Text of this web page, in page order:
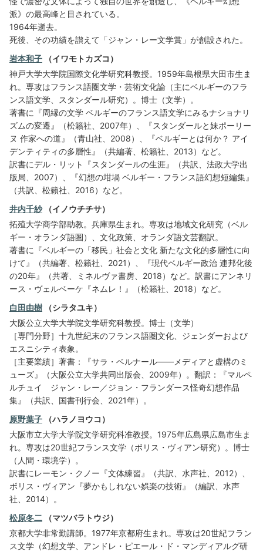
派》の最高峰と目されている。
1964年逝去。
死後、その功績を讃えて「ジャン・レー文学賞」が創設された。
岩本和子 （イワモトカズコ）
神戸大学大学院国際文化学研究科教授。1959年島根県大田市生ま
れ。専攻はフランス語圏文学・芸術文化論（主にベルギーのフラ
ンス語文学、スタンダール研究）。博士（文学）。
著書に『周縁の文学 ベルギーのフランス語文学にみるナショナリ
ズムの変遷』（松籟社、2007年）、『スタンダールと妹ポーリー
ヌ 作家への道』（青山社、2008）、『ベルギーとは何か？ アイ
デンティティの多層性』（共編著、松籟社、2013）など。
訳書にデル・リット『スタンダールの生涯』（共訳、法政大学出
版局、2007）、『幻想の坩堝 ベルギー・フランス語幻想短編集』
（共訳、松籟社、2016）など。
井内千紗（イノウチチサ）
拓殖大学商学部助教。兵庫県生まれ。専攻は地域文化研究（ベル
ギー・オランダ語圏）、文化政策、オランダ語文芸翻訳。
著書に『ベルギーの「移民」社会と文化 新たな文化的多層性に向
けて』（共編著、松籟社、2021）、『現代ベルギー政治 連邦化後
の20年』（共著、ミネルヴァ書房、2018）など。訳書にアンネリ
ース・ヴェルベーケ『ネムレ！』（松籟社、2018）など。
白田由樹 （シラタユキ）
大阪公立大学大学院文学研究科教授。博士（文学）
［専門分野］十九世紀末のフランス語圏文化、ジェンダーおよび
エスニシティ表象。
［主要業績］著書：『サラ・ベルナール——メディアと虚構のミ
ューズ』（大阪公立大学共同出版会、2009年）。翻訳：『マルペ
ルチュイ ジャン・レー／ジョン・フランダース怪奇幻想作品
集』（共訳、国書刊行会、2021年）。
原野葉子 （ハラノヨウコ）
大阪市立大学大学院文学研究科准教授。1975年広島県広島市生ま
れ。専攻は20世紀フランス文学（ボリス・ヴィアン研究）。博士
（人間・環境学）。
訳書にレーモン・クノー『文体練習』（共訳、水声社、2012）、
ボリス・ヴィアン『夢かもしれない娯楽の技術』（編訳、水声
社、2014）。
松原冬二 （マツバラトウジ）
京都大学非常勤講師。1977年京都府生まれ。専攻は20世紀フラン
ス文学（幻想文学、アンドレ・ピエール・ド・マンディアルグ研